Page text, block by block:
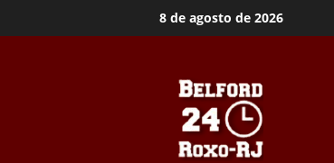
8 de agosto de 2026